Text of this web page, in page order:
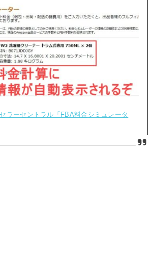
ラーセントラル「FBA料金シミュレータ